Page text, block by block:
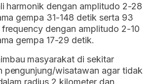
harmonik dengan amplitudo 2-28
gempa 31-148 detik serta 93
dengan amplitudo 2-10
gempa 17-29 detik.
masyarakat di sekitar
pengunjung/wisatawan agar tidak
radius 2 kilometer dan